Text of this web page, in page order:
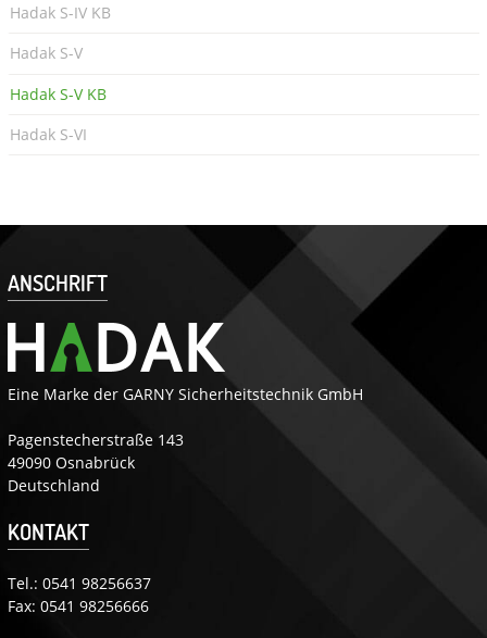
Hadak S-IV KB
Hadak S-V
Hadak S-V KB
Hadak S-VI
ANSCHRIFT
Eine Marke der GARNY Sicherheitstechnik GmbH
Pagenstecherstraße 143
49090 Osnabrück
Deutschland
KONTAKT
Tel.: 0541 98256637
Fax: 0541 98256666